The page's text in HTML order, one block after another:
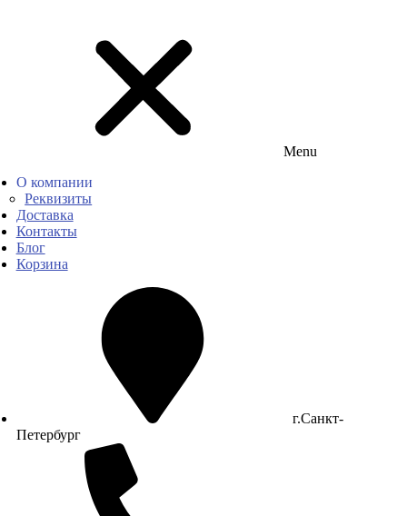
Menu
О компании
Реквизиты
Доставка
Контакты
Блог
Корзина
г.Санкт-
Петербург